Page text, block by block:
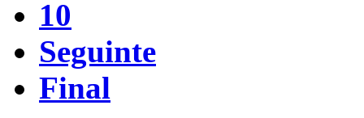
10
Seguinte
Final